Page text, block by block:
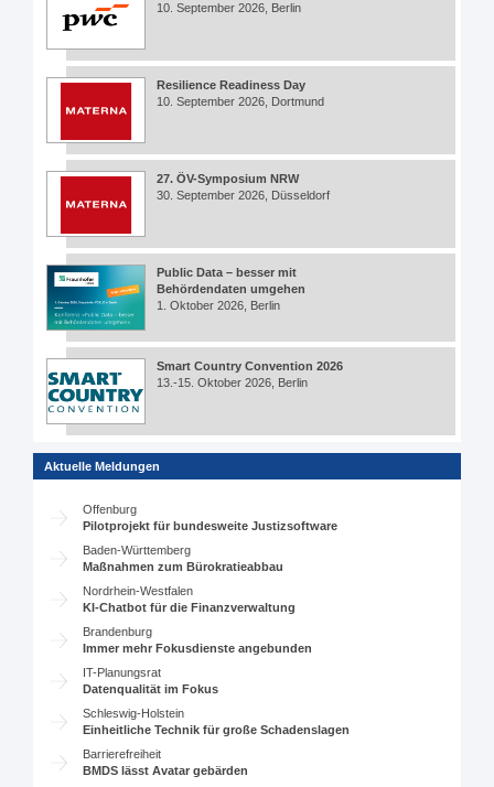
10. September 2026, Berlin
Resilience Readiness Day
10. September 2026, Dortmund
27. ÖV-Symposium NRW
30. September 2026, Düsseldorf
Public Data – besser mit
Behördendaten umgehen
1. Oktober 2026, Berlin
Smart Country Convention 2026
13.-15. Oktober 2026, Berlin
Aktuelle Meldungen
Offenburg
Pilotprojekt für bundesweite Justizsoftware
Baden-Württemberg
Maßnahmen zum Bürokratieabbau
Nordrhein-Westfalen
KI-Chatbot für die Finanzverwaltung
Brandenburg
Immer mehr Fokusdienste angebunden
IT-Planungsrat
Datenqualität im Fokus
Schleswig-Holstein
Einheitliche Technik für große Schadenslagen
Barrierefreiheit
BMDS lässt Avatar gebärden